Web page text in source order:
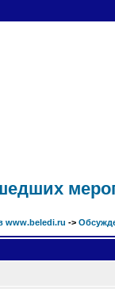
www.beledi.ru ->